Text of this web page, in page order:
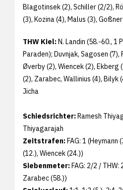
Blagotinsek (2), Schiller (2/2),
(3), Kozina (4), Malus (3),
THW Kiel:N. Landin (58.-60., 1
Paraden); Duvnjak, Sagosen (7),
Øverby (2), Wiencek (2), Ekberg
(2), Zarabec, Wallinius (4), Bilyk
Jicha
Schiedsrichter:Ramesh
Thiyagarajah
Zeitstrafen:FAG: 1 (Heymann
(12.), Wiencek (24.))
Siebenmeter:FAG: 2/2 / THW:
Zarabec (58.))